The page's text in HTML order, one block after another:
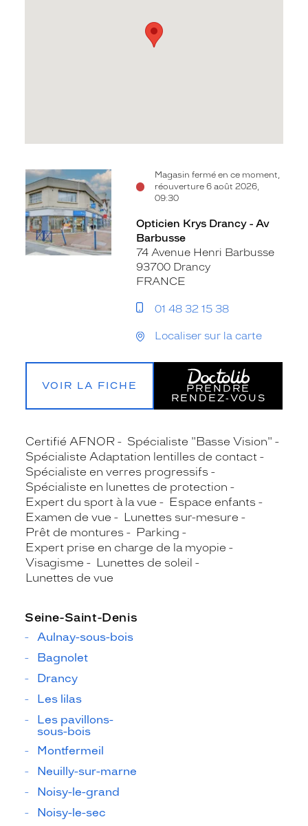
Magasin fermé en ce moment,
réouverture 6 août 2026,
09:30
Voir
la
fiche
Opticien Krys Drancy - Av
Barbusse
74 Avenue Henri Barbusse
93700 Drancy
FRANCE
01 48 32 15 38
Localiser sur la carte
VOIR LA FICHE
PRENDRE
RENDEZ‑VOUS
Certifié AFNOR
Spécialiste "Basse Vision"
Spécialiste Adaptation lentilles de contact
Spécialiste en verres progressifs
Spécialiste en lunettes de protection
Expert du sport à la vue
Espace enfants
Examen de vue
Lunettes sur-mesure
Prêt de montures
Parking
Expert prise en charge de la myopie
Visagisme
Lunettes de soleil
Lunettes de vue
Seine-Saint-Denis
Aulnay-sous-bois
Bagnolet
Drancy
Les lilas
Les pavillons-
sous-bois
Montfermeil
Neuilly-sur-marne
Noisy-le-grand
Noisy-le-sec